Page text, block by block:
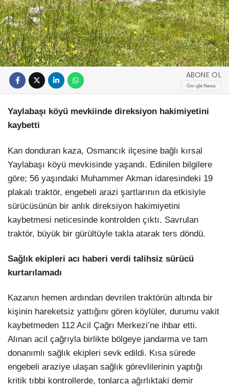
ABONE OL
Yaylabaşı köyü mevkiinde direksiyon hakimiyetini
kaybetti
Kan donduran kaza, Osmancık ilçesine bağlı kırsal
Yaylabaşı köyü mevkisinde yaşandı. Edinilen bilgilere
göre; 56 yaşındaki Muhammer Akman idaresindeki 19
plakalı traktör, engebeli arazi şartlarının da etkisiyle
sürücüsünün bir anlık direksiyon hakimiyetini
kaybetmesi neticesinde kontrolden çıktı. Savrulan
traktör, büyük bir gürültüyle takla atarak ters döndü.
Sağlık ekipleri acı haberi verdi talihsiz sürücü
kurtarılamadı
Kazanın hemen ardından devrilen traktörün altında bir
kişinin hareketsiz yattığını gören köylüler, durumu vakit
kaybetmeden 112 Acil Çağrı Merkezi’ne ihbar etti.
Alınan acil çağrıyla birlikte bölgeye jandarma ve tam
donanımlı sağlık ekipleri sevk edildi. Kısa sürede
engebeli araziye ulaşan sağlık görevlilerinin yaptığı
kritik tıbbi kontrollerde, tonlarca ağırlıktaki demir